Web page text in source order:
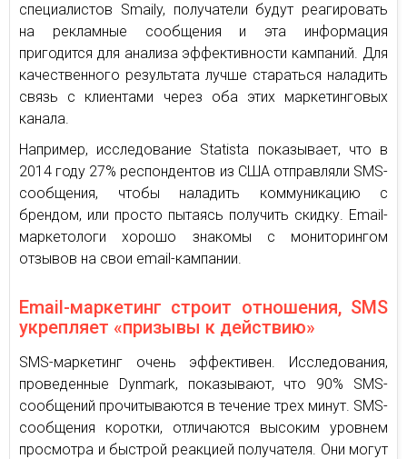
специалистов Smaily, получатели будут реагировать
на рекламные сообщения и эта информация
пригодится для анализа эффективности кампаний. Для
качественного результата лучше стараться наладить
связь с клиентами через оба этих маркетинговых
канала.
Например, исследование Statista показывает, что в
2014 году 27% респондентов из США отправляли SMS-
сообщения, чтобы наладить коммуникацию с
брендом, или просто пытаясь получить скидку. Email-
маркетологи хорошо знакомы с мониторингом
отзывов на свои email-кампании.
Email-маркетинг строит отношения, SMS
укрепляет «призывы к действию»
SMS-маркетинг очень эффективен. Исследования,
проведенные Dynmark, показывают, что 90% SMS-
сообщений прочитываются в течение трех минут. SMS-
сообщения коротки, отличаются высоким уровнем
просмотра и быстрой реакцией получателя. Они могут